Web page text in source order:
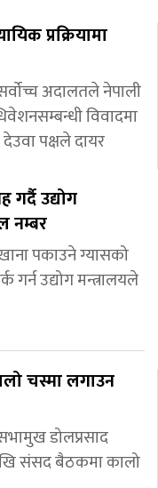
प्रक्रियामा
अदालतले नेपाली
विवादमा
पक्षले दायर
उद्योग
नम्बर
पकाउने ग्यासको
उद्योग मन्त्रालयले
चस्मा लगाउन
डोलप्रसाद
संसद बैठकमा कालो